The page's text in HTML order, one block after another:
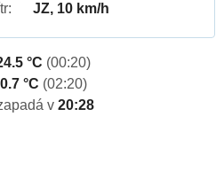
JZ, 10 km/h
°C (00:20)
°C (02:20)
v 20:28